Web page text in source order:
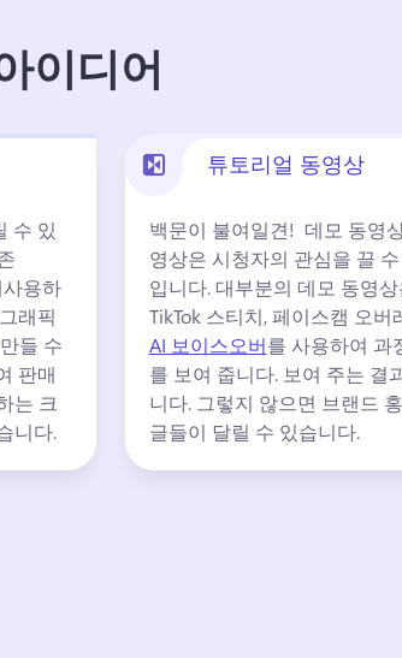
이디어
수 있
사용하
래픽
들 수
판매
는 크
니다.
튜토리얼 동영상
백문이 불여일견! 데모 동영
영상은 시청자의 관심을 끌
입니다. 대부분의 데모 동영
TikTok 스티치, 페이스캠 오버
AI 보이스오버를 사용하여 과
를 보여 줍니다. 보여 주는 결
니다. 그렇지 않으면 브랜드
글들이 달릴 수 있습니다.